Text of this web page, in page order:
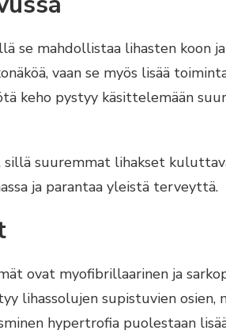
se mahdollistaa lihasten koon
vaan se myös lisää
keho pystyy käsittelemään
sillä suuremmat lihakset
ja parantaa yleistä terveyttä.
ovat myofibrillaarinen ja
lihassolujen supistuvien osien,
hypertrofia puolestaan